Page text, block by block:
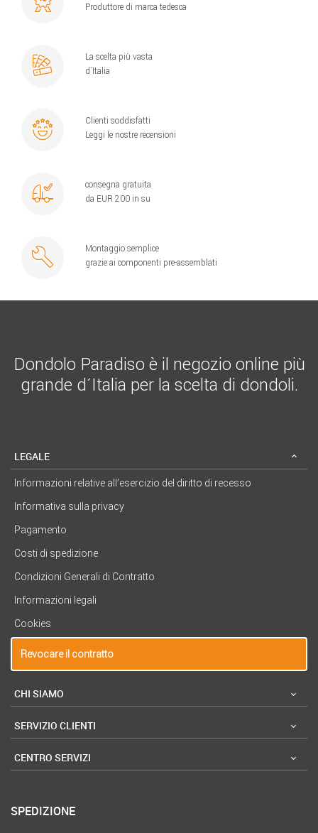
Produttore di marca tedesca
La scelta più vasta
d´Italia
Clienti soddisfatti
Leggi le nostre recensioni
consegna gratuita
da EUR 200 in su
Montaggio semplice
grazie ai componenti pre-assemblati
Dondolo Paradiso è il negozio online più
grande d´Italia per la scelta di dondoli.
LEGALE
Informazioni relative all’esercizio del diritto di recesso
Informativa sulla privacy
Pagamento
Costi di spedizione
Condizioni Generali di Contratto
Informazioni legali
Cookies
Revocare il contratto
CHI SIAMO
SERVIZIO CLIENTI
CENTRO SERVIZI
SPEDIZIONE